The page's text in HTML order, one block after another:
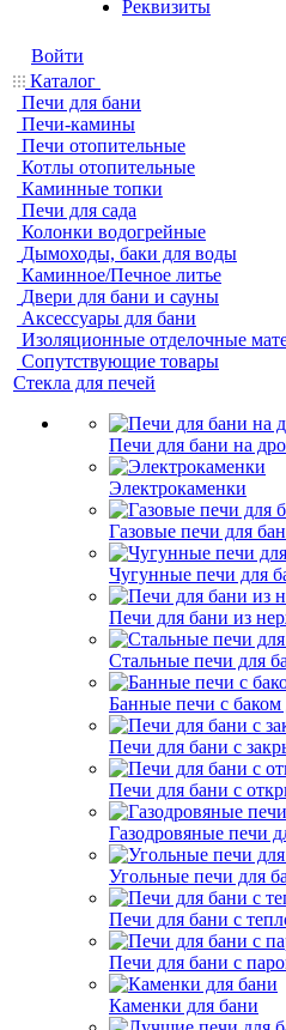
Реквизиты
Войти
Каталог
Печи для бани
Печи-камины
Печи отопительные
Котлы отопительные
Каминные топки
Печи для сада
Колонки водогрейные
Дымоходы, баки для воды
Каминное/Печное литье
Двери для бани и сауны
Аксессуары для бани
Изоляционные отделочные
Сопутствующие товары
Стекла для печей
Печи для бани на
Электрокаменки
Газовые печи для
Чугунные печи для
Печи для бани из
Стальные печи для
Банные печи с
Печи для бани с
Печи для бани с
Газодровяные печи
Угольные печи для
Печи для бани с
Печи для бани с
Каменки для бани